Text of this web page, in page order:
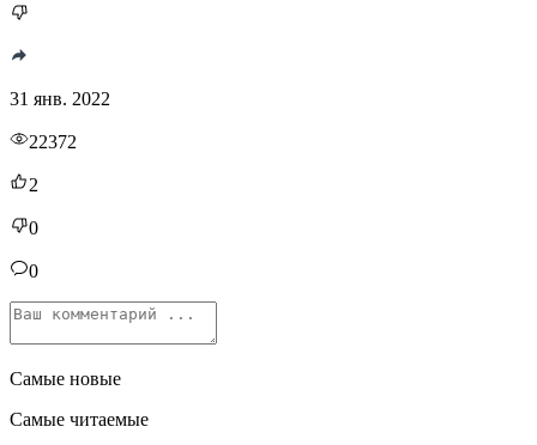
31 янв. 2022
22372
2
0
0
Самые новые
Самые читаемые